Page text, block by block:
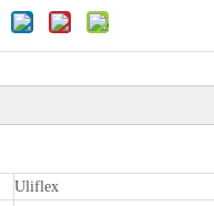
Uliflex